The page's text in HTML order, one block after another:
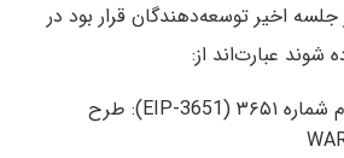
جلسه اخیر توسعه‌دهندگان قرار بود در
شوند عبارت‌اند از:
پروپوزال بهبود اتریوم شماره ۳۶۵۱ (EIP-3651): طرح